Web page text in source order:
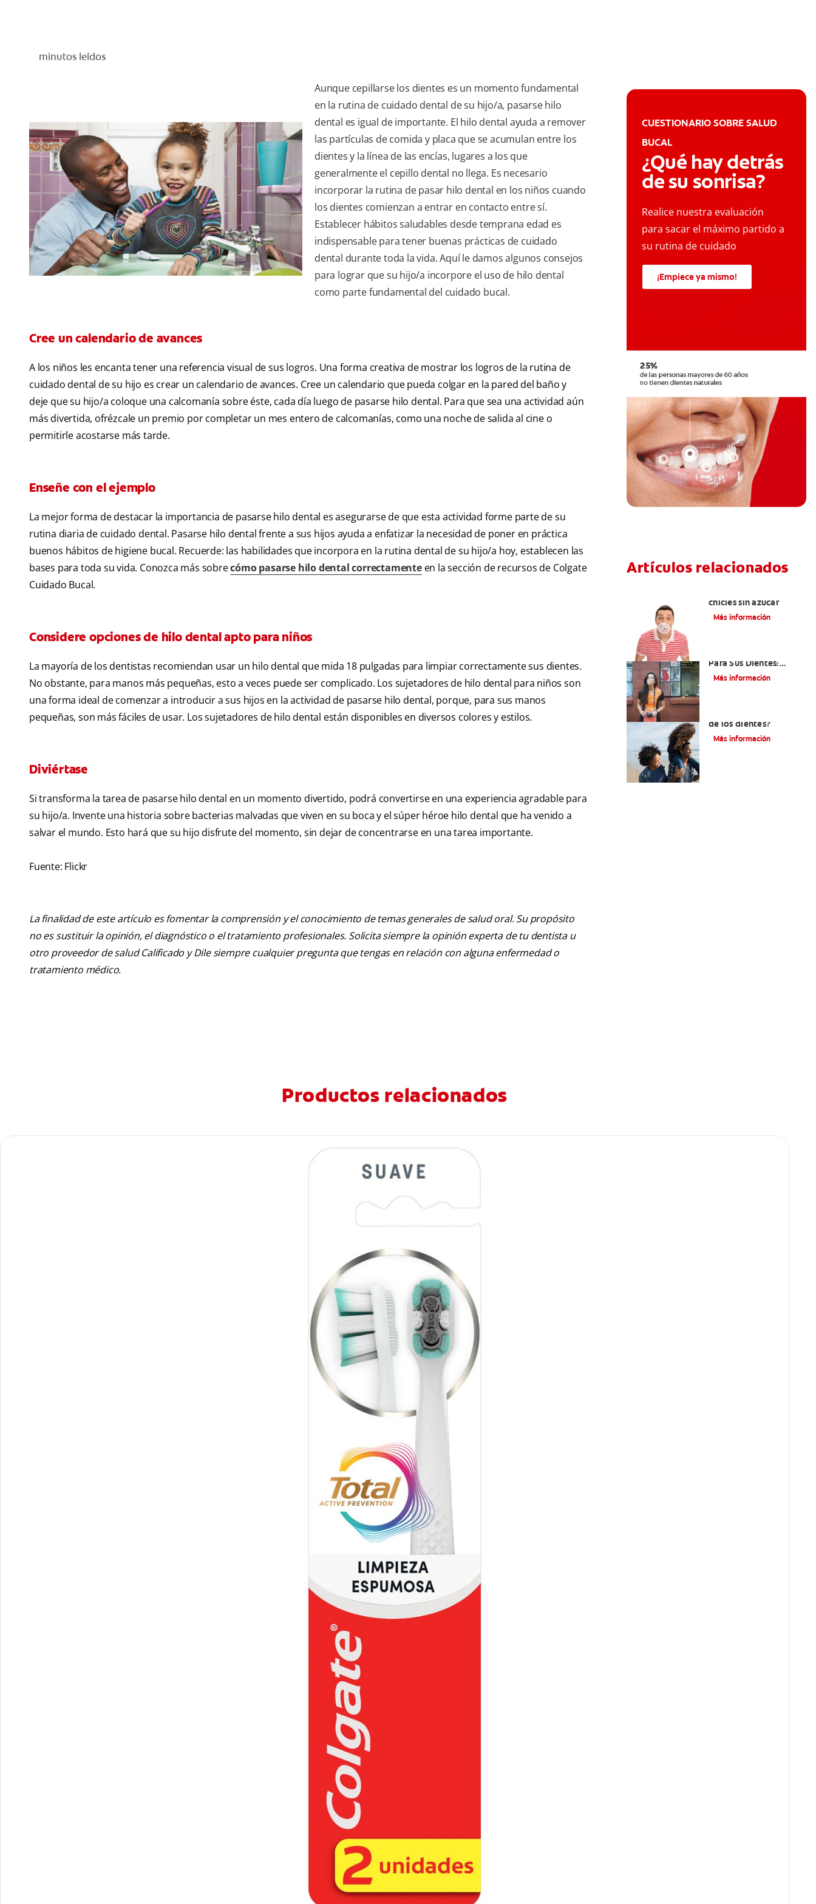
minutos leídos
Aunque cepillarse los dientes es un momento fundamental
en la rutina de cuidado dental de su hijo/a, pasarse hilo
dental es igual de importante. El hilo dental ayuda a remover
las partículas de comida y placa que se acumulan entre los
dientes y la línea de las encías, lugares a los que
generalmente el cepillo dental no llega. Es necesario
incorporar la rutina de pasar hilo dental en los niños cuando
los dientes comienzan a entrar en contacto entre sí.
Establecer hábitos saludables desde temprana edad es
indispensable para tener buenas prácticas de cuidado
dental durante toda la vida. Aquí le damos algunos consejos
para lograr que su hijo/a incorpore el uso de hilo dental
como parte fundamental del cuidado bucal.
Cree un calendario de avances
A los niños les encanta tener una referencia visual de sus logros. Una forma creativa de mostrar los logros de la rutina de
cuidado dental de su hijo es crear un calendario de avances. Cree un calendario que pueda colgar en la pared del baño y
deje que su hijo/a coloque una calcomanía sobre éste, cada día luego de pasarse hilo dental. Para que sea una actividad aún
más divertida, ofrézcale un premio por completar un mes entero de calcomanías, como una noche de salida al cine o
permitirle acostarse más tarde.
Enseñe con el ejemplo
La mejor forma de destacar la importancia de pasarse hilo dental es asegurarse de que esta actividad forme parte de su
rutina diaria de cuidado dental. Pasarse hilo dental frente a sus hijos ayuda a enfatizar la necesidad de poner en práctica
buenos hábitos de higiene bucal. Recuerde: las habilidades que incorpora en la rutina dental de su hijo/a hoy, establecen las
bases para toda su vida. Conozca más sobrecómo pasarse hilo dental correctamenteen la sección de recursos de Colgate
Cuidado Bucal.
Considere opciones de hilo dental apto para niños
La mayoría de los dentistas recomiendan usar un hilo dental que mida 18 pulgadas para limpiar correctamente sus dientes.
No obstante, para manos más pequeñas, esto a veces puede ser complicado. Los sujetadores de hilo dental para niños son
una forma ideal de comenzar a introducir a sus hijos en la actividad de pasarse hilo dental, porque, para sus manos
pequeñas, son más fáciles de usar. Los sujetadores de hilo dental están disponibles en diversos colores y estilos.
Diviértase
Si transforma la tarea de pasarse hilo dental en un momento divertido, podrá convertirse en una experiencia agradable para
su hijo/a. Invente una historia sobre bacterias malvadas que viven en su boca y el súper héroe hilo dental que ha venido a
salvar el mundo. Esto hará que su hijo disfrute del momento, sin dejar de concentrarse en una tarea importante.
Fuente: Flickr
La finalidad de este artículo es fomentar la comprensión y el conocimiento de temas generales de salud oral. Su propósito
no es sustituir la opinión, el diagnóstico o el tratamiento profesionales. Solicita siempre la opinión experta de tu dentista u
otro proveedor de salud Calificado y Dile siempre cualquier pregunta que tengas en relación con alguna enfermedad o
tratamiento médico.
CUESTIONARIO SOBRE SALUD
BUCAL
¿Qué hay detrás
de su sonrisa?
Realice nuestra evaluación
para sacar el máximo partido a
su rutina de cuidado
¡Empiece ya mismo!
Artículos relacionados
chicles sin azúcar
Más información
Para Sus Dientes:
¿Demasiado Bueno
Más información
de los dientes?
Más información
Productos relacionados